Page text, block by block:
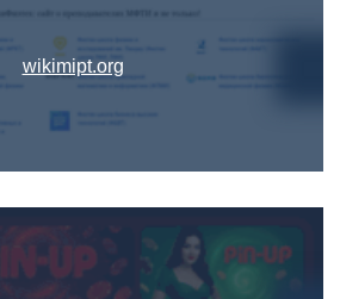
wikimipt.org